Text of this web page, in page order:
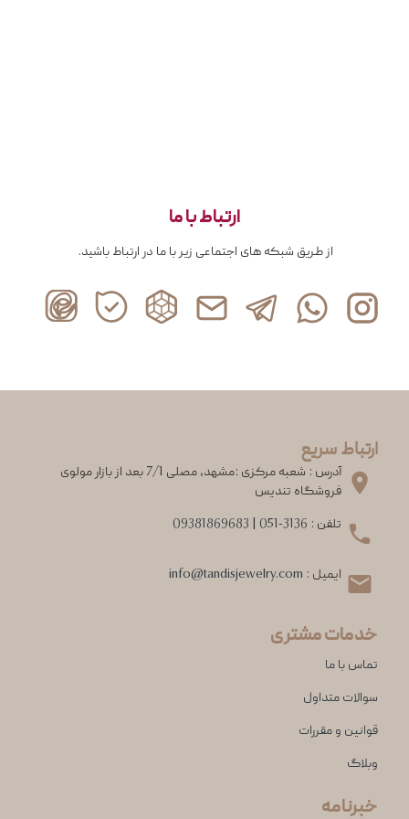
ارتباط با ما
از طریق شبکه های اجتماعی زیر با ما در ارتباط باشید.
ارتباط سریع
آدرس : شعبه مرکزی :مشهد، مصلی 7/1 بعد از بازار مولوی
فروشگاه تندیس
تلفن : 051-3136
09381869683
ایمیل : info@tandisjewelry.com
خدمات مشتری
تماس با ما
سوالات متداول
قوانین و مقررات
وبلاگ
خبرنامه